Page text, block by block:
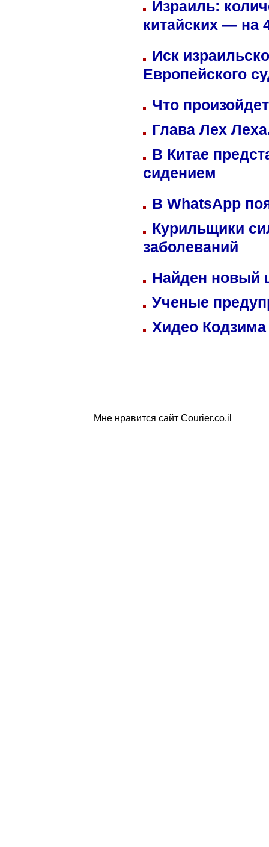
Израиль:
китайских — на
Иск
Европейского
Что
Глава Лех
В Китае
сидением
В WhatsApp
Курильщики
заболеваний
Найден
Ученые
Хидео
Мне нравится сайт Courier.co.il